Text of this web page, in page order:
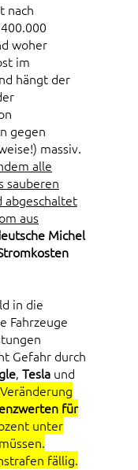
nach
woher
im
hängt der
gegen
massiv.
alle
sauberen
abgeschaltet
aus
Michel
in die
Fahrzeuge
Gefahr durch
, Tesla und
für
unter
fällig.